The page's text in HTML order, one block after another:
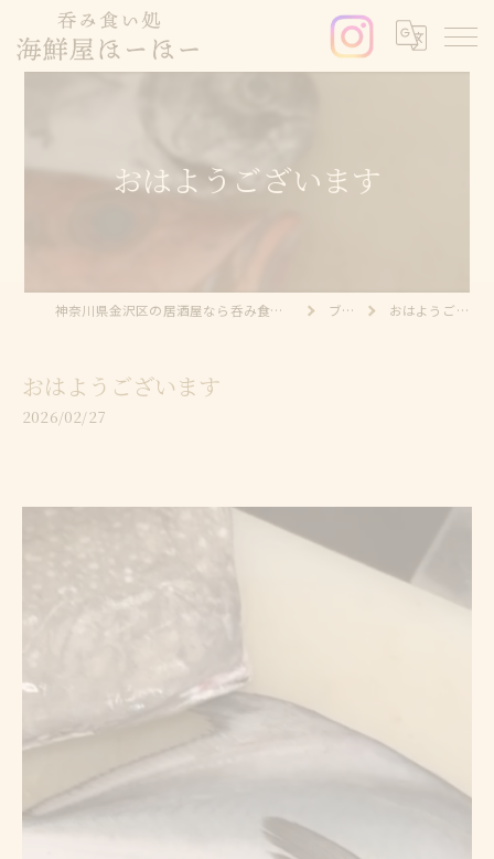
おはようございます
神奈川県金沢区の居酒屋なら呑み食い処 海鮮屋ほーほー ブログ おはようございます
おはようございます
2026/02/27